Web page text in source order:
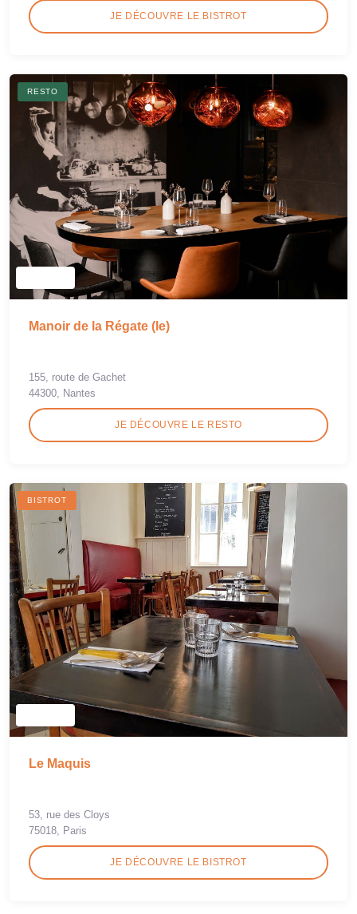
JE DÉCOUVRE LE BISTROT
RESTO
Manoir de la Régate (le)
155, route de Gachet
44300, Nantes
JE DÉCOUVRE LE RESTO
BISTROT
Le Maquis
53, rue des Cloys
75018, Paris
JE DÉCOUVRE LE BISTROT